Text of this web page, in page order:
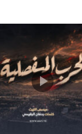
زامل صدى الصرخة
غولة عجيب – عيسى